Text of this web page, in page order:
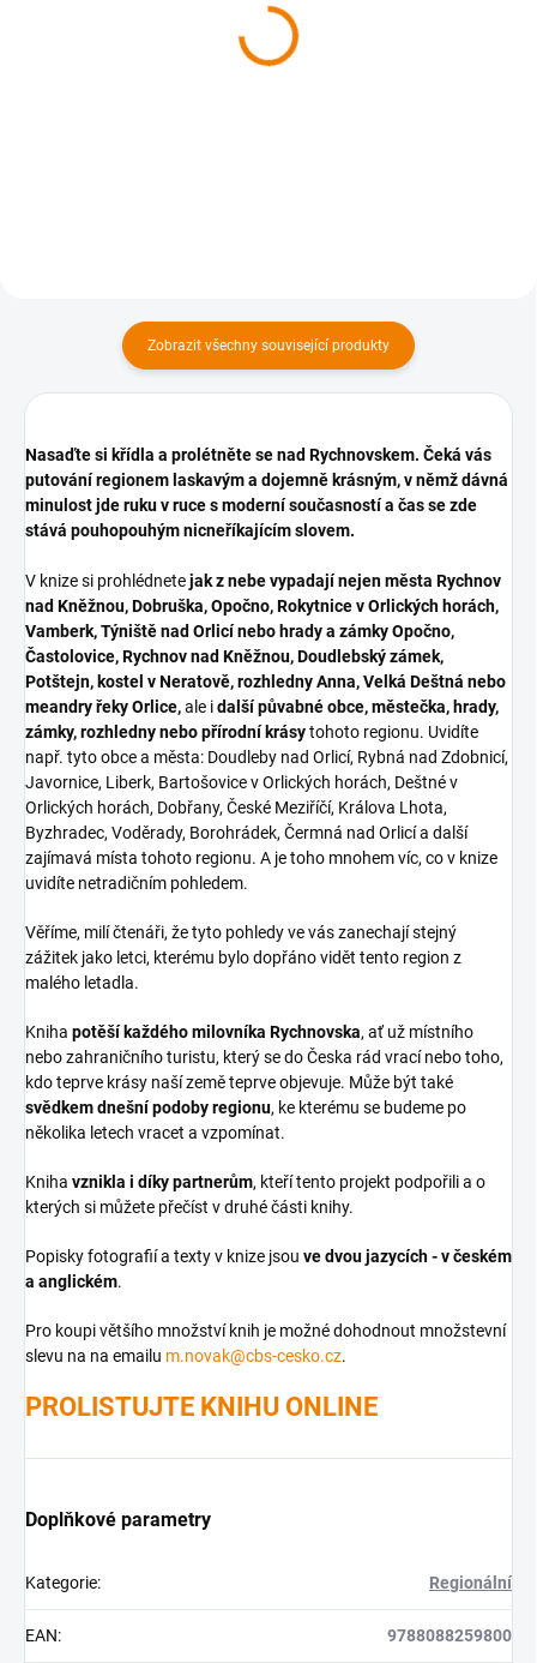
Zobrazit všechny související produkty
Nasaďte si křídla a prolétněte se nad Rychnovskem. Čeká vás
putování regionem laskavým a dojemně krásným, v němž dávná
minulost jde ruku v ruce s moderní současností a čas se zde
stává pouhopouhým nicneříkajícím slovem.
V knize si prohlédnetejak z nebe vypadají nejen města Rychnov
nad Kněžnou, Dobruška, Opočno, Rokytnice v Orlických horách,
Vamberk, Týniště nad Orlicí nebo hrady a zámky Opočno,
Častolovice, Rychnov nad Kněžnou, Doudlebský zámek,
Potštejn, kostel v Neratově, rozhledny Anna, Velká Deštná nebo
meandry řeky Orlice,ale idalší půvabné obce, městečka, hrady,
zámky, rozhledny nebo přírodní krásytohoto regionu. Uvidíte
např. tyto obce a města: Doudleby nad Orlicí, Rybná nad Zdobnicí,
Javornice, Liberk, Bartošovice v Orlických horách, Deštné v
Orlických horách, Dobřany, České Meziříčí, Králova Lhota,
Byzhradec, Voděrady, Borohrádek, Čermná nad Orlicí a další
zajímavá místa tohoto regionu. A je toho mnohem víc, co v knize
uvidíte netradičním pohledem.
Věříme, milí čtenáři, že tyto pohledy ve vás zanechají stejný
zážitek jako letci, kterému bylo dopřáno vidět tento region z
malého letadla.
Kniha potěší každého milovníka Rychnovska, ať už místního
nebo zahraničního turistu, který se do Česka rád vrací nebo toho,
kdo teprve krásy naší země teprve objevuje. Může být také
svědkem dnešní podoby regionu, ke kterému se budeme po
několika letech vracet a vzpomínat.
Kniha vznikla i díky partnerům, kteří tento projekt podpořili a o
kterých si můžete přečíst v druhé části knihy.
Popisky fotografií a texty v knize jsou ve dvou jazycích - v českém
a anglickém.
Pro koupi většího množství knih je možné dohodnout množstevní
slevu na na emailu m.novak@cbs-cesko.cz.
PROLISTUJTE KNIHU ONLINE
Doplňkové parametry
Kategorie: Regionální
EAN: 9788088259800